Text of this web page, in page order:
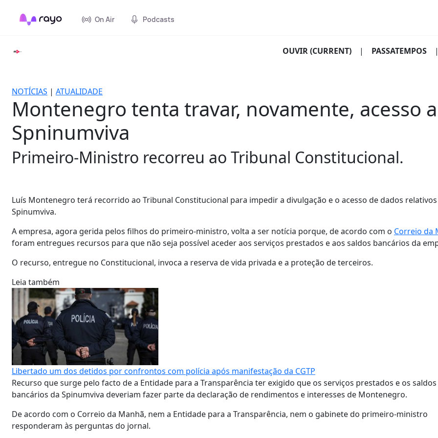
On Air Podcasts
OUVIR(CURRENT) | PASSATEMPOS |
NOTÍCIAS | ATUALIDADE
Montenegro tenta travar, novamente, acesso
Spninumviva
Primeiro-Ministro recorreu ao Tribunal Constitucional.
Luís Montenegro terá recorrido ao Tribunal Constitucional para impedir a divulgação e o acesso de dados relativos
Spinumviva.
A empresa, agora gerida pelos filhos do primeiro-ministro, volta a ser notícia porque, de acordo com o Correio da
foram entregues recursos para que não seja possível aceder aos serviços prestados e aos saldos bancários da
O recurso, entregue no Constitucional, invoca a reserva de vida privada e a proteção de terceiros.
Leia também
Libertado um dos detidos por confrontos com polícia após manifestação da CGTP
Recurso que surge pelo facto de a Entidade para a Transparência ter exigido que os serviços prestados e os saldos
bancários da Spinumviva deveriam fazer parte da declaração de rendimentos e interesses de Montenegro.
De acordo com o Correio da Manhã, nem a Entidade para a Transparência, nem o gabinete do primeiro-ministro
responderam às perguntas do jornal.